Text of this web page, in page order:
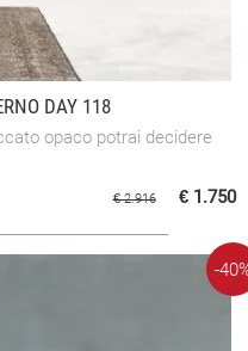
DAY 118
opaco potrai decidere
€ 2.916 € 1.750
-